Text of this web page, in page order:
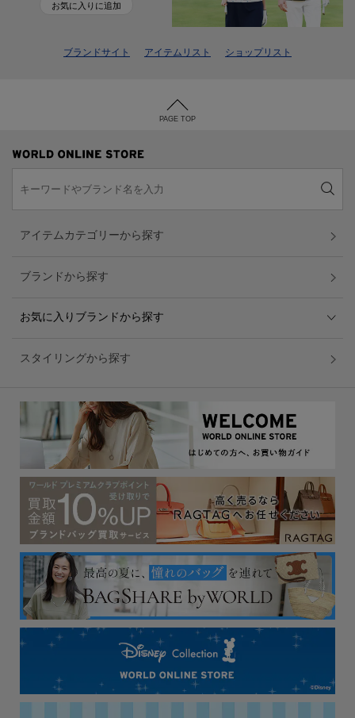
お気に入りに追加
ブランドサイト アイテムリスト ショップリスト
PAGE TOP
アイテムカテゴリーから探す
ブランドから探す
お気に入りブランドから探す
スタイリングから探す